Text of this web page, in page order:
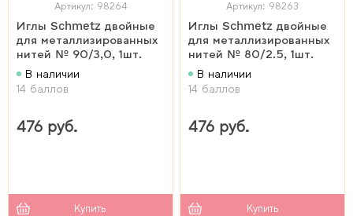
Артикул: 98264
Иглы Schmetz двойные
для металлизированных
нитей № 90/3,0, 1шт.
В наличии
14 баллов
476 руб.
Купить
Артикул: 98263
Иглы Schmetz двойные
для металлизированных
нитей № 80/2.5, 1шт.
В наличии
14 баллов
476 руб.
Купить